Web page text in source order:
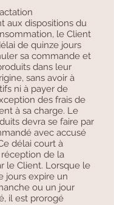
aux dispositions du
le Client
de quinze jours
sa commande et
dans leur
sans avoir à
ni à payer de
des frais de
à sa charge. Le
devra se faire par
avec accusé
délai court à
de la
le Client. Lorsque le
jours expire un
ou un jour
il est prorogé